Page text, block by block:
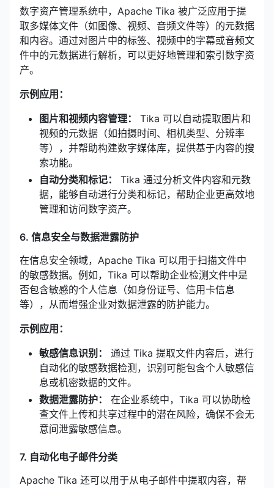
数字资产管理系统中，Apache Tika 被广泛应用于提
取多媒体文件（如图像、视频、音频文件等）的元数据
和内容。通过对图片中的标签、视频中的字幕或音频文
件中的元数据进行解析，可以更好地管理和索引数字资
产。
示例应用：
图片和视频内容管理：
Tika 可以自动提取图片和
视频的元数据（如拍摄时间、相机类型、分辨率
等），并帮助构建数字媒体库，提供基于内容的搜
索功能。
自动分类和标记：
Tika 通过分析文件内容和元数
据，能够自动进行分类和标记，帮助企业更高效地
管理和访问数字资产。
6. 信息安全与数据泄露防护
在信息安全领域，Apache Tika 可以用于扫描文件中
的敏感数据。例如，Tika 可以帮助企业检测文件中是
否包含敏感的个人信息（如身份证号、信用卡信息
等），从而增强企业对数据泄露的防护能力。
示例应用：
敏感信息识别：
通过 Tika 提取文件内容后，进行
自动化的敏感数据检测，识别可能包含个人敏感信
息或机密数据的文件。
数据泄露防护：
在企业系统中，Tika 可以协助检
查文件上传和共享过程中的潜在风险，确保不会无
意间泄露敏感信息。
7. 自动化电子邮件分类
Apache Tika 还可以用于从电子邮件中提取内容，帮